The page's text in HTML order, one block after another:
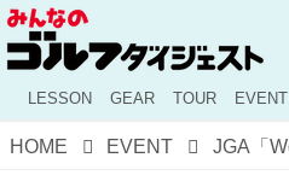
LESSON GEAR TOUR EVENT
HOME EVENT